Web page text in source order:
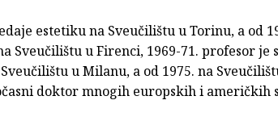
estetiku na Sveučilištu u Torinu, a od
Sveučilištu u Firenci, 1969-71. profesor je
u Milanu, a od 1975. na
doktor mnogih europskih i američkih